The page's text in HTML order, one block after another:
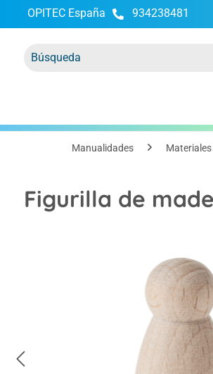
Saltar a la navegación principal
OPITEC España 934238481
Manualidades
Figurilla de